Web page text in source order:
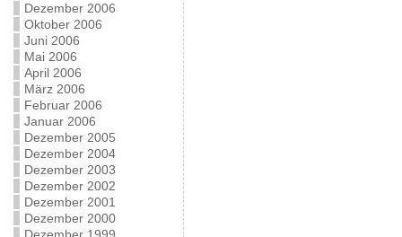
Dezember 2006
Oktober 2006
Juni 2006
Mai 2006
April 2006
März 2006
Februar 2006
Januar 2006
Dezember 2005
Dezember 2004
Dezember 2003
Dezember 2002
Dezember 2001
Dezember 2000